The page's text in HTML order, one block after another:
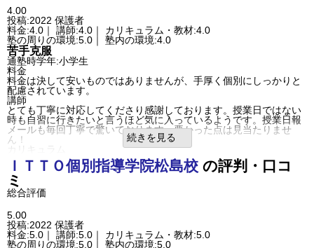
網戸がないのにもかかわらず、窓を開けるので、虫が入ってくるよ
うです。
良いところや要望
授業内容や休校日をメールでお知らせしてくれるのはよい。窓を開
けるのなら網戸ぐらいは設置したほうがよい
その他気づいたこと、感じたこと
もう少し子供に厳しくてもよいのではないか。本人の意識次第だと
は思いますが
利用内容
通っていた学校
進学できた学校公立高校
通塾の目的
基礎学力向上
目的の達成度
あまり達成できなかった
成績/偏差値変化
成績/偏差値推移
平均→入塾後:平均
塾の雰囲気
自由
厳しい
口コミ投稿者ID:2370860
不適切な口コミを報告する
4.00
投稿:2022 保護者
料金:4.0｜ 講師:4.0｜ カリキュラム・教材:4.0
塾の周りの環境:5.0｜ 塾内の環境:4.0
苦手克服
通塾時学年:小学生
料金
料金は決して安いものではありませんが、手厚く個別にしっかりと
配慮されています。
講師
とても丁寧に対応してくださり感謝しております。授業日ではない
時も自習に行きたいと言うほど気に入っているようです。授業日報
メールも毎回丁寧で驚いております。悪かった点は見当たりませ
ん！
カリキュラム
まだはじめたばかりなのですが、個人個人でその子にあったものを
してくださっていると思います。
季節講習は今後たくさんしていきたいと娘も申しております。
塾の周りの環境
小学校のすぐそばで、友達も多く、とても好条件です。国道横で人
れば、と言う印象ですが、立地的に仕方ないと割り切っておりま
す。
塾内の環境
続きを見る
ＩＴＴＯ個別指導学院松島校 の評判・口コ
ミ
総合評価
5.00
投稿:2022 保護者
料金:5.0｜ 講師:5.0｜ カリキュラム・教材:5.0
塾の周りの環境:5.0｜ 塾内の環境:5.0